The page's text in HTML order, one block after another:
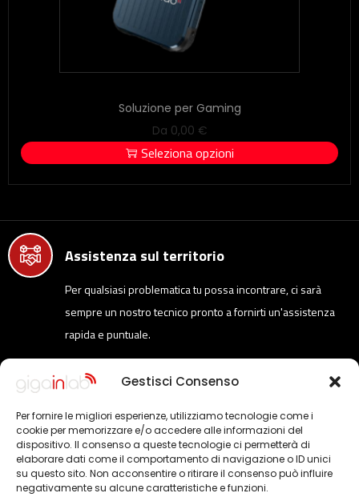
Gestisci Consenso
Per fornire le migliori esperienze, utilizziamo tecnologie come i
cookie per memorizzare e/o accedere alle informazioni del
dispositivo. Il consenso a queste tecnologie ci permetterà di
elaborare dati come il comportamento di navigazione o ID unici
su questo sito. Non acconsentire o ritirare il consenso può influire
negativamente su alcune caratteristiche e funzioni.
Soluzione per Gaming
Da 0,00 €
Seleziona opzioni
Assistenza sul territorio
Per qualsiasi problematica tu possa incontrare, ci sarà
sempre un nostro tecnico pronto a fornirti un'assistenza
rapida e puntuale.
Consegne con corriere express in tutta
Ci affidiamo solo a corriere espresso per garantire una
consegna veloce e sicura